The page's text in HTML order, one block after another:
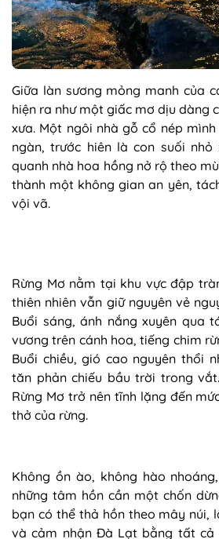
Giữa làn sương mỏng manh của
hiện ra như một giấc mơ dịu dàng
xưa. Một ngôi nhà gỗ cổ nép
ngàn, trước hiên là con suối
quanh nhà hoa hồng nở rộ theo
thành một không gian an yên,
vội vã.
Rừng Mơ nằm tại khu vực đập
thiên nhiên vẫn giữ nguyên vẻ
Buổi sáng, ánh nắng xuyên qua
vương trên cánh hoa, tiếng chim
Buổi chiều, gió cao nguyên thổi
tăn phản chiếu bầu trời trong
Rừng Mơ trở nên tĩnh lặng đến
thở của rừng.
Không ồn ào, không hào
những tâm hồn cần một chốn
bạn có thể thả hồn theo mây núi,
và cảm nhận Đà Lạt bằng tất cả